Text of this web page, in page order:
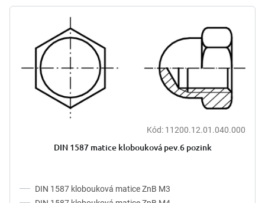
rV
Kód: 11200.12.01.040.000
DIN 1587 matice klobouková pev.6 pozink
DIN 1587 klobouková matice ZnB M3